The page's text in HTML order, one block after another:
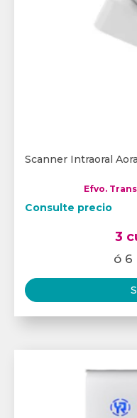
Scanner Intraoral
Efvo.
Consulte precio
3
ó 6